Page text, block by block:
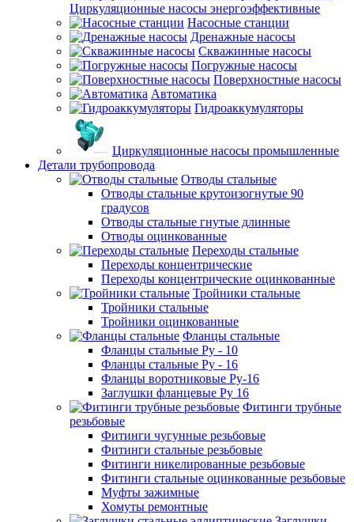
Циркуляционные насосы энергоэффективные
Насосные станции
Дренажные насосы
Скважинные насосы
Погружные насосы
Поверхностные насосы
Автоматика
Гидроаккумуляторы
Циркуляционные насосы промышленные
Детали трубопровода
Отводы стальные
Отводы стальные крутоизогнутые 90
градусов
Отводы стальные гнутые длинные
Отводы оцинкованные
Переходы стальные
Переходы концентрические
Переходы концентрические оцинкованные
Тройники стальные
Тройники стальные
Тройники оцинкованные
Фланцы стальные
Фланцы стальные Ру - 10
Фланцы стальные Ру - 16
Фланцы воротниковые Ру-16
Заглушки фланцевые Ру 16
Фитинги трубные
резьбовые
Фитинги чугунные резьбовые
Фитинги стальные резьбовые
Фитинги никелированные резьбовые
Фитинги стальные оцинкованные резьбовые
Муфты зажимные
Хомуты ремонтные